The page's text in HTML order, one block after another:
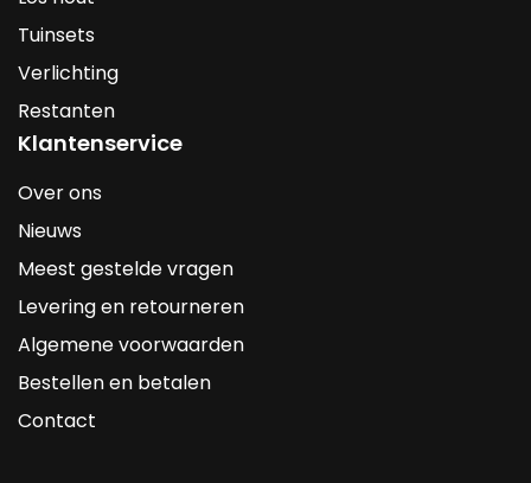
Tuinsets
Verlichting
Restanten
Klantenservice
Over ons
Nieuws
Meest gestelde vragen
Levering en retourneren
Algemene voorwaarden
Bestellen en betalen
Contact